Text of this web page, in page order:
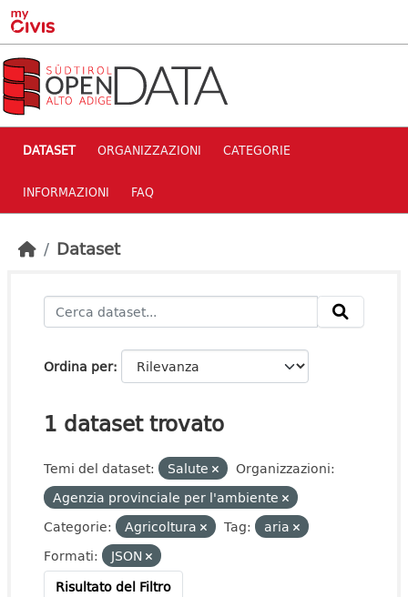
Skip to main content
DATASET ORGANIZZAZIONI CATEGORIE
INFORMAZIONI FAQ
Dataset
Ordina per
1 dataset trovato
Temi del dataset: Salute
Organizzazioni:
Agenzia provinciale per l'ambiente
Categorie:
Agricoltura Tag:
aria
Formati:
JSON
Risultato del Filtro